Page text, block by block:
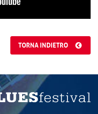
TORNA INDIETRO